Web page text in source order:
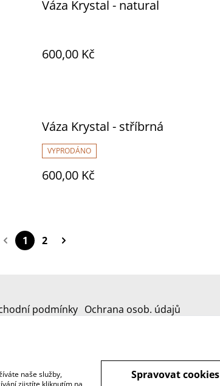
Váza Krystal - natural
600,00 Kč
Váza Krystal - stříbrná
VYPRODÁNO
600,00 Kč
1 2
podmínky Ochrana osob. údajů
naše služby,
zjistíte kliknutím na
Spravovat cookies